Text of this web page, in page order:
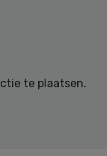
te plaatsen.